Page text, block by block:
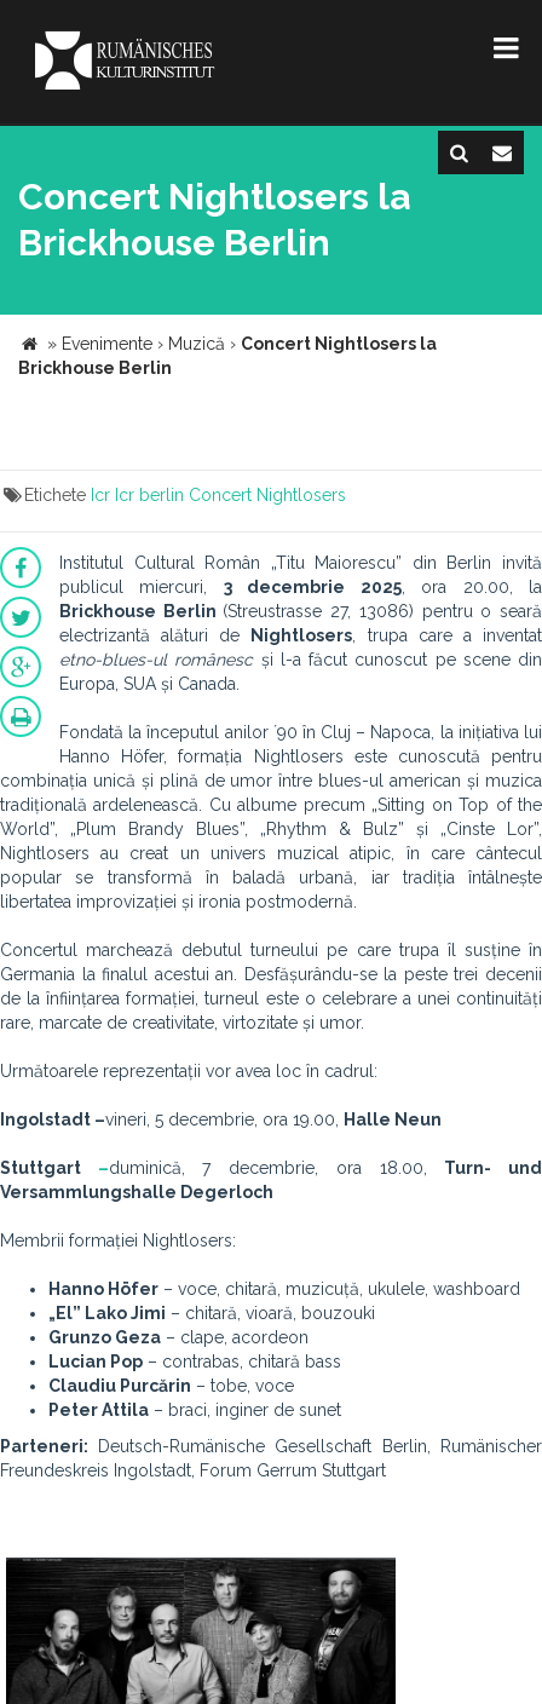
Concert Nightlosers la
Brickhouse Berlin
» Evenimente › Muzică › Concert Nightlosers la
Brickhouse Berlin
Etichete Icr Icr berlin Concert Nightlosers
Institutul Cultural Român „Titu Maiorescu” din Berlin invită
publicul miercuri, 3 decembrie 2025, ora 20.00, la
Brickhouse Berlin (Streustrasse 27, 13086) pentru o seară
electrizantă alături de Nightlosers , trupa care a inventat
etno-blues-ul românescși l-a făcut cunoscut pe scene din
Europa, SUA și Canada.
Fondată la începutul anilor ´90 în Cluj – Napoca, la inițiativa lui
Hanno Höfer, formația Nightlosers este cunoscută pentru
combinația unică și plină de umor între blues-ul american și muzica
tradițională ardelenească. Cu albume precum „Sitting on Top of the
World”, „Plum Brandy Blues”, „Rhythm & Bulz” și „Cinste Lor”,
Nightlosers au creat un univers muzical atipic, în care cântecul
popular se transformă în baladă urbană, iar tradiția întâlnește
libertatea improvizației și ironia postmodernă.
Concertul marchează debutul turneului pe care trupa îl susține în
Germania la finalul acestui an. Desfășurându-se la peste trei decenii
de la înființarea formației, turneul este o celebrare a unei continuități
rare, marcate de creativitate, virtozitate și umor.
Următoarele reprezentații vor avea loc în cadrul:
Ingolstadt –vineri, 5 decembrie, ora 19.00, Halle Neun
Stuttgart –duminică, 7 decembrie, ora 18.00, Turn- und
Versammlungshalle Degerloch
Membrii formației Nightlosers:
Hanno Höfer – voce, chitară, muzicuță, ukulele, washboard
„El” Lako Jimi – chitară, vioară, bouzouki
Grunzo Geza – clape, acordeon
Lucian Pop – contrabas, chitară bass
Claudiu Purcărin – tobe, voce
Peter Attila – braci, inginer de sunet
Parteneri:
Deutsch-Rumänische Gesellschaft Berlin, Rumänischer
Freundeskreis Ingolstadt, Forum Gerrum Stuttgart